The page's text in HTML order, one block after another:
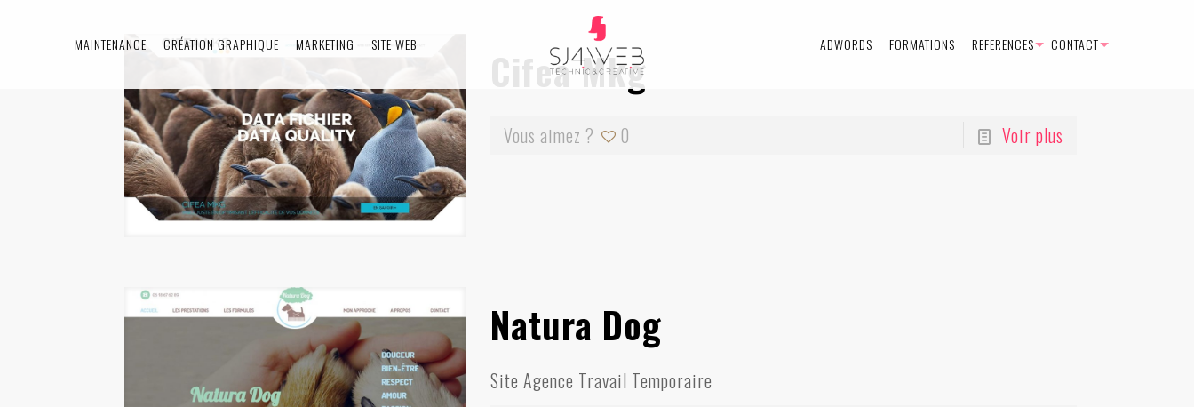
MAINTENANCE CRÉATION GRAPHIQUE MARKETING SITE WEB ADWORDS FORMATIONS REFERENCES CONTACT
Cifea Mkg
Vous aimez ? 0 Voir plus
Natura Dog
Site Agence Travail Temporaire